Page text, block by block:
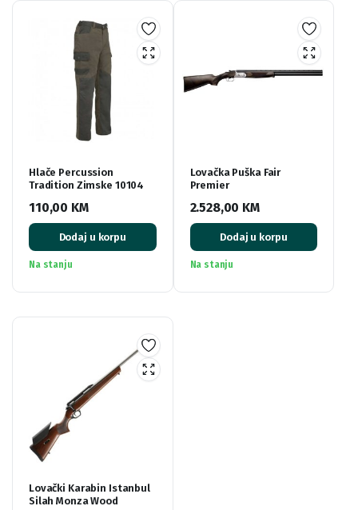
Hlače Percussion
Tradition Zimske 10104
110,00 KM
Dodaj u korpu
Na stanju
Lovačka Puška Fair
Premier
2.528,00 KM
Dodaj u korpu
Na stanju
Lovački Karabin Istanbul
Silah Monza Wood